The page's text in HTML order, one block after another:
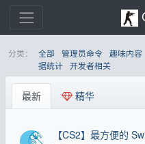
分类： 全部 管理员命令 趣味内容
据统计 开发者相关
最新 精华
【CS2】最方便的